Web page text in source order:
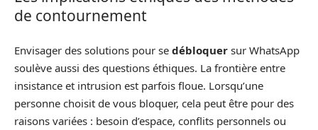
de contournement
Envisager des solutions pour se débloquer sur WhatsApp
soulève aussi des questions éthiques. La frontière entre
insistance et intrusion est parfois floue. Lorsqu’une
personne choisit de vous bloquer, cela peut être pour des
raisons variées : besoin d’espace, conflits personnels ou